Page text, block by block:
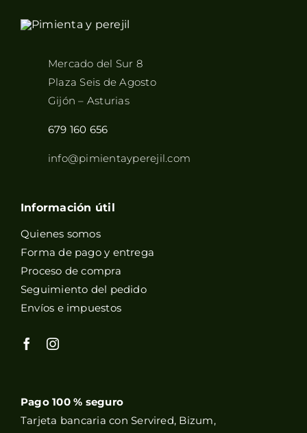
Mercado del Sur 8
Plaza Seis de Agosto
Gijón – Asturias
679 160 656
info@pimientayperejil.com
Información útil
Quienes somos
Forma de pago y entrega
Proceso de compra
Seguimiento del pedido
Envíos e impuestos
Pago 100 % seguro
Tarjeta bancaria con Servired, Bizum,